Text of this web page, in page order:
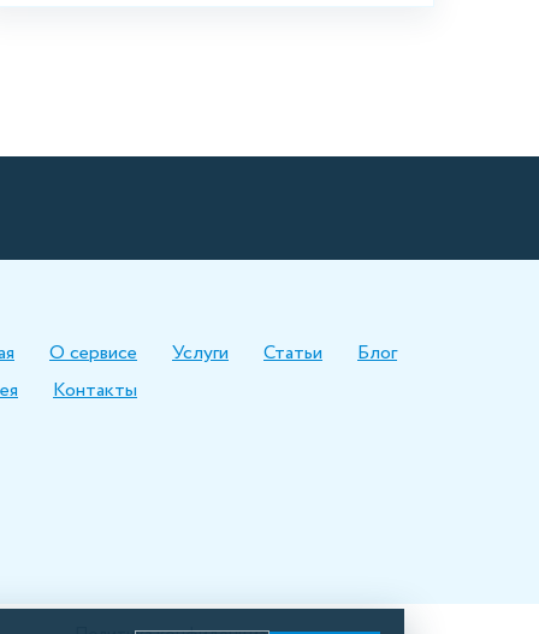
О сервисе Услуги Статьи
Блог
Контакты